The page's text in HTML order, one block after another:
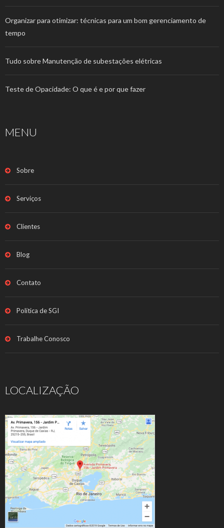
Organizar para otimizar: técnicas para um bom gerenciamento de
tempo
Tudo sobre Manutenção de subestações elétricas
Teste de Opacidade: O que é e por que fazer
MENU
Sobre
Serviços
Clientes
Blog
Contato
Política de SGI
Trabalhe Conosco
LOCALIZAÇÃO